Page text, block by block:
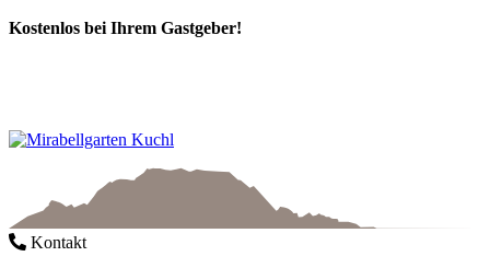
Kostenlos bei Ihrem Gastgeber!
Kontakt